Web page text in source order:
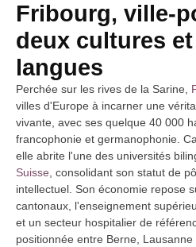
Fribourg, ville-
deux cultures
langues
Perchée sur les rives de la Sarine,
villes d'Europe à incarner une
vivante, avec ses quelque 40 000
francophonie et germanophonie.
elle abrite l'une des universités
Suisse , consolidant son statut de
intellectuel. Son économie repose
cantonaux, l'enseignement
et un secteur hospitalier de
positionnée entre Berne,